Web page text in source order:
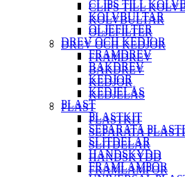
CLIPS TILL
KOLVBULTAR
OLJEFILTER
DREV OCH KEDJOR
FRAMDREV
BAKDREV
KEDJOR
KEDJELÅS
PLAST
PLASTKIT
SEPARATA
SLITDELAR
HANDSKYDD
FRAMLAMPOR
CLIPS TILL
KOLVBULTAR
OLJEFILTER
DREV OCH KEDJOR
FRAMDREV
BAKDREV
KEDJOR
KEDJELÅS
PLAST
PLASTKIT
SEPARATA
SLITDELAR
HANDSKYDD
FRAMLAMPOR